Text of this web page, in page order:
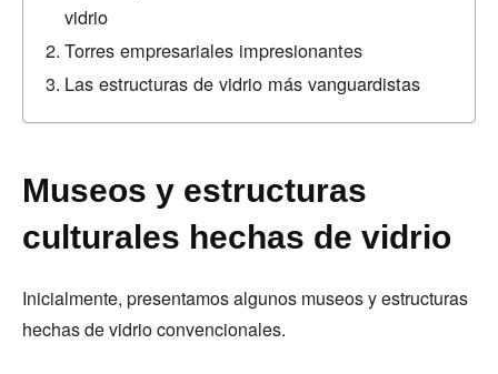
vidrio
Torres empresariales impresionantes
Las estructuras de vidrio más vanguardistas
Museos y estructuras
culturales hechas de vidrio
Inicialmente, presentamos algunos museos y estructuras
hechas de vidrio convencionales.